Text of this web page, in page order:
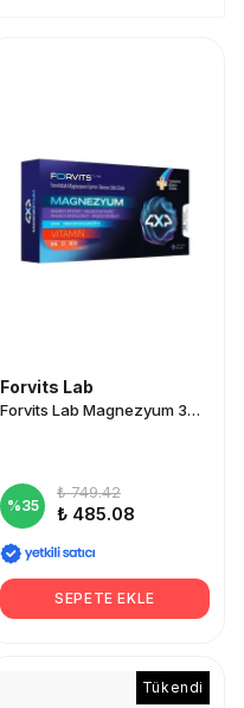
Forvits Lab
Forvits Lab Magnezyum 30 Tablet
%35
₺ 749.42
₺ 485.08
SEPETE EKLE
Tükendi